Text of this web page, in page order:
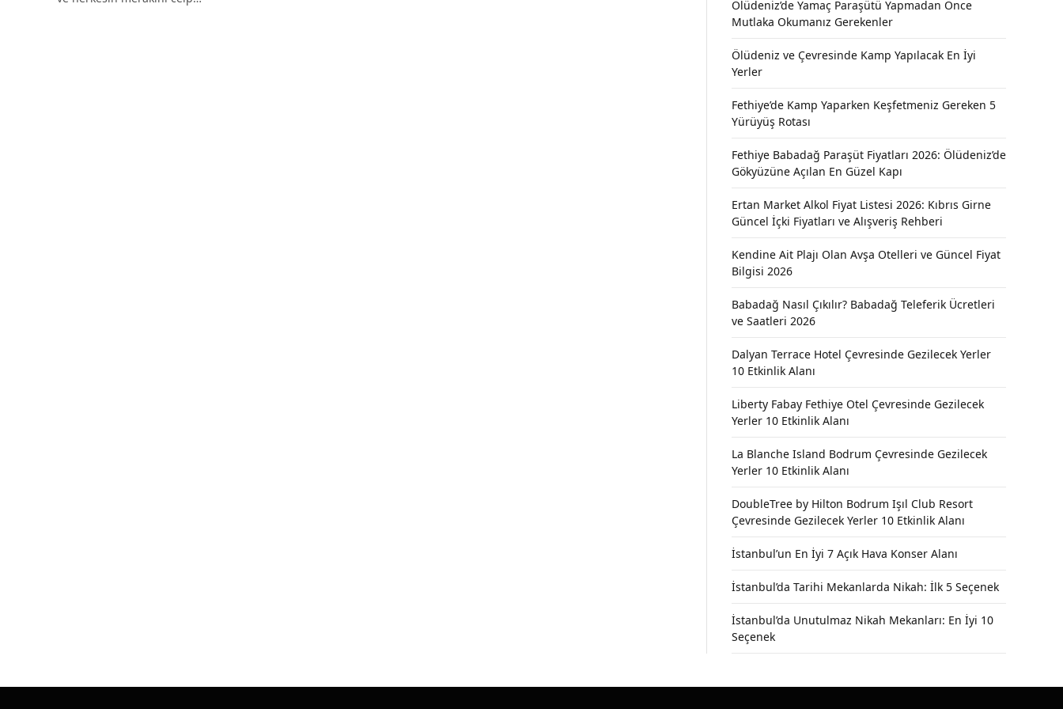
Ölüdeniz’de Yamaç Paraşütü Yapmadan Önce
Mutlaka Okumanız Gerekenler
Ölüdeniz ve Çevresinde Kamp Yapılacak En İyi
Yerler
Fethiye’de Kamp Yaparken Keşfetmeniz Gereken 5
Yürüyüş Rotası
Fethiye Babadağ Paraşüt Fiyatları 2026: Ölüdeniz’de
Gökyüzüne Açılan En Güzel Kapı
Ertan Market Alkol Fiyat Listesi 2026: Kıbrıs Girne
Güncel İçki Fiyatları ve Alışveriş Rehberi
Kendine Ait Plajı Olan Avşa Otelleri ve Güncel Fiyat
Bilgisi 2026
Babadağ Nasıl Çıkılır? Babadağ Teleferik Ücretleri
ve Saatleri 2026
Dalyan Terrace Hotel Çevresinde Gezilecek Yerler
10 Etkinlik Alanı
Liberty Fabay Fethiye Otel Çevresinde Gezilecek
Yerler 10 Etkinlik Alanı
La Blanche Island Bodrum Çevresinde Gezilecek
Yerler 10 Etkinlik Alanı
DoubleTree by Hilton Bodrum Işıl Club Resort
Çevresinde Gezilecek Yerler 10 Etkinlik Alanı
İstanbul’un En İyi 7 Açık Hava Konser Alanı
İstanbul’da Tarihi Mekanlarda Nikah: İlk 5 Seçenek
İstanbul’da Unutulmaz Nikah Mekanları: En İyi 10
Seçenek